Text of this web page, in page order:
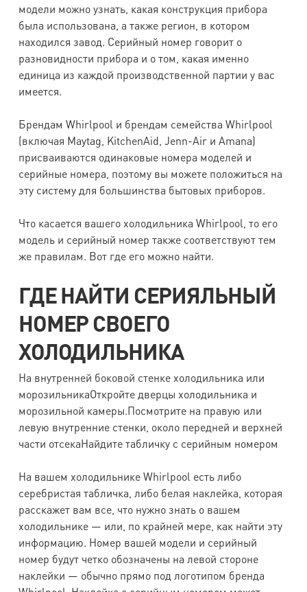
модели можно узнать, какая конструкция прибора
была использована, а также регион, в котором
находился завод. Серийный номер говорит о
разновидности прибора и о том, какая именно
единица из каждой производственной партии у вас
имеется.
Брендам Whirlpool и брендам семейства Whirlpool
(включая Maytag, KitchenAid, Jenn-Air и Amana)
присваиваются одинаковые номера моделей и
серийные номера, поэтому вы можете положиться на
эту систему для большинства бытовых приборов.
Что касается вашего холодильника Whirlpool, то его
модель и серийный номер также соответствуют тем
же правилам. Вот где его можно найти.
ГДЕ НАЙТИ СЕРИЯЛЬНЫЙ
НОМЕР СВОЕГО
ХОЛОДИЛЬНИКА
На внутренней боковой стенке холодильника или
морозильникаОткройте дверцы холодильника и
морозильной камеры.Посмотрите на правую или
левую внутренние стенки, около передней и верхней
части отсекаНайдите табличку с серийным номером
На вашем холодильнике Whirlpool есть либо
серебристая табличка, либо белая наклейка, которая
расскажет вам все, что нужно знать о вашем
холодильнике — или, по крайней мере, как найти эту
информацию. Номер вашей модели и серийный
номер будут четко обозначены на левой стороне
наклейки — обычно прямо под логотипом бренда